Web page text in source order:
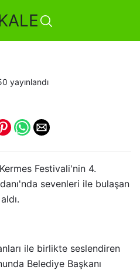
Şafak rüzgarı
yayınlandı
Festivali'nin 4.
sevenleri ile bulaşan
aldı.
ile birlikte seslendiren
Belediye Başkanı